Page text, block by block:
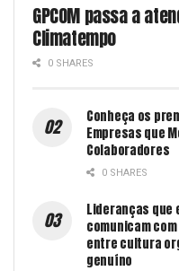
GPCOM passa a
Climatempo
0 SHARES
Conheça os
Empresas que
Colaboradores
0 SHARES
Lideranças que
comunicam
entre cultura
genuíno